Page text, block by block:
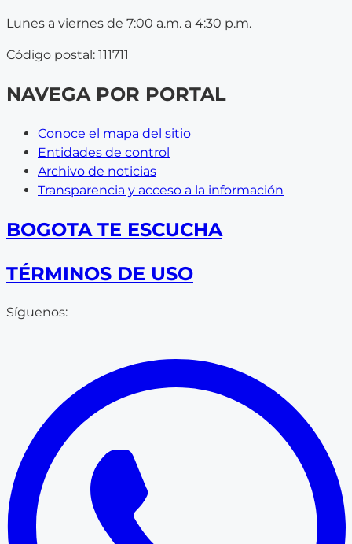
Lunes a viernes de 7:00 a.m. a 4:30 p.m.
Código postal: 111711
NAVEGA POR PORTAL
Conoce el mapa del sitio
Entidades de control
Archivo de noticias
Transparencia y acceso a la información
BOGOTA TE ESCUCHA
TÉRMINOS DE USO
Síguenos: